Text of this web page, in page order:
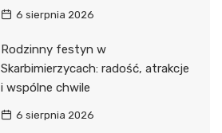
6 sierpnia 2026
Rodzinny festyn w
Skarbimierzycach: radość, atrakcje
i wspólne chwile
6 sierpnia 2026